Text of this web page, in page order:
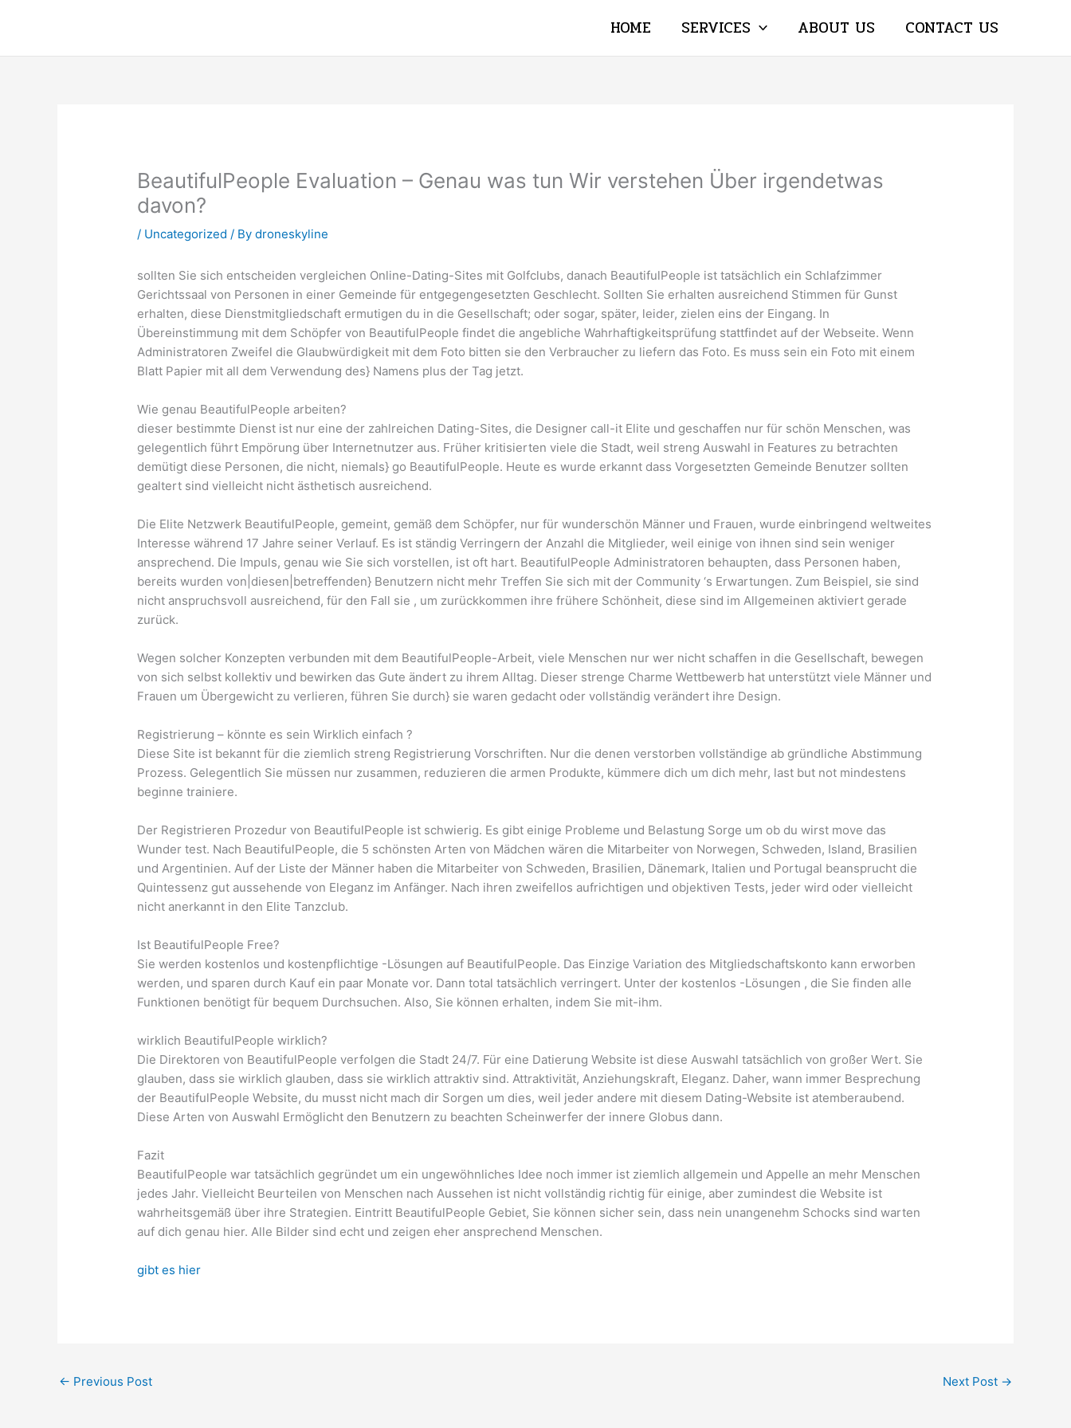
HOME SERVICES ABOUT US CONTACT US
BeautifulPeople Evaluation – Genau was tun Wir verstehen Über irgendetwas
davon?
/ Uncategorized / Bydroneskyline
sollten Sie sich entscheiden vergleichen Online-Dating-Sites mit Golfclubs, danach BeautifulPeople ist tatsächlich ein Schlafzimmer
Gerichtssaal von Personen in einer Gemeinde für entgegengesetzten Geschlecht. Sollten Sie erhalten ausreichend Stimmen für Gunst
erhalten, diese Dienstmitgliedschaft ermutigen du in die Gesellschaft; oder sogar, später, leider, zielen eins der Eingang. In
Übereinstimmung mit dem Schöpfer von BeautifulPeople findet die angebliche Wahrhaftigkeitsprüfung stattfindet auf der Webseite. Wenn
Administratoren Zweifel die Glaubwürdigkeit mit dem Foto bitten sie den Verbraucher zu liefern das Foto. Es muss sein ein Foto mit einem
Blatt Papier mit all dem Verwendung des} Namens plus der Tag jetzt.
Wie genau BeautifulPeople arbeiten?
dieser bestimmte Dienst ist nur eine der zahlreichen Dating-Sites, die Designer call-it Elite und geschaffen nur für schön Menschen, was
gelegentlich führt Empörung über Internetnutzer aus. Früher kritisierten viele die Stadt, weil streng Auswahl in Features zu betrachten
demütigt diese Personen, die nicht, niemals} go BeautifulPeople. Heute es wurde erkannt dass Vorgesetzten Gemeinde Benutzer sollten
gealtert sind vielleicht nicht ästhetisch ausreichend.
Die Elite Netzwerk BeautifulPeople, gemeint, gemäß dem Schöpfer, nur für wunderschön Männer und Frauen, wurde einbringend weltweites
Interesse während 17 Jahre seiner Verlauf. Es ist ständig Verringern der Anzahl die Mitglieder, weil einige von ihnen sind sein weniger
ansprechend. Die Impuls, genau wie Sie sich vorstellen, ist oft hart. BeautifulPeople Administratoren behaupten, dass Personen haben,
bereits wurden von|diesen|betreffenden} Benutzern nicht mehr Treffen Sie sich mit der Community ‘s Erwartungen. Zum Beispiel, sie sind
nicht anspruchsvoll ausreichend, für den Fall sie , um zurückkommen ihre frühere Schönheit, diese sind im Allgemeinen aktiviert gerade
zurück.
Wegen solcher Konzepten verbunden mit dem BeautifulPeople-Arbeit, viele Menschen nur wer nicht schaffen in die Gesellschaft, bewegen
von sich selbst kollektiv und bewirken das Gute ändert zu ihrem Alltag. Dieser strenge Charme Wettbewerb hat unterstützt viele Männer und
Frauen um Übergewicht zu verlieren, führen Sie durch} sie waren gedacht oder vollständig verändert ihre Design.
Registrierung – könnte es sein Wirklich einfach ?
Diese Site ist bekannt für die ziemlich streng Registrierung Vorschriften. Nur die denen verstorben vollständige ab gründliche Abstimmung
Prozess. Gelegentlich Sie müssen nur zusammen, reduzieren die armen Produkte, kümmere dich um dich mehr, last but not mindestens
beginne trainiere.
Der Registrieren Prozedur von BeautifulPeople ist schwierig. Es gibt einige Probleme und Belastung Sorge um ob du wirst move das
Wunder test. Nach BeautifulPeople, die 5 schönsten Arten von Mädchen wären die Mitarbeiter von Norwegen, Schweden, Island, Brasilien
und Argentinien. Auf der Liste der Männer haben die Mitarbeiter von Schweden, Brasilien, Dänemark, Italien und Portugal beansprucht die
Quintessenz gut aussehende von Eleganz im Anfänger. Nach ihren zweifellos aufrichtigen und objektiven Tests, jeder wird oder vielleicht
nicht anerkannt in den Elite Tanzclub.
Ist BeautifulPeople Free?
Sie werden kostenlos und kostenpflichtige -Lösungen auf BeautifulPeople. Das Einzige Variation des Mitgliedschaftskonto kann erworben
werden, und sparen durch Kauf ein paar Monate vor. Dann total tatsächlich verringert. Unter der kostenlos -Lösungen , die Sie finden alle
Funktionen benötigt für bequem Durchsuchen. Also, Sie können erhalten, indem Sie mit-ihm.
wirklich BeautifulPeople wirklich?
Die Direktoren von BeautifulPeople verfolgen die Stadt 24/7. Für eine Datierung Website ist diese Auswahl tatsächlich von großer Wert. Sie
glauben, dass sie wirklich glauben, dass sie wirklich attraktiv sind. Attraktivität, Anziehungskraft, Eleganz. Daher, wann immer Besprechung
der BeautifulPeople Website, du musst nicht mach dir Sorgen um dies, weil jeder andere mit diesem Dating-Website ist atemberaubend.
Diese Arten von Auswahl Ermöglicht den Benutzern zu beachten Scheinwerfer der innere Globus dann.
Fazit
BeautifulPeople war tatsächlich gegründet um ein ungewöhnliches Idee noch immer ist ziemlich allgemein und Appelle an mehr Menschen
jedes Jahr. Vielleicht Beurteilen von Menschen nach Aussehen ist nicht vollständig richtig für einige, aber zumindest die Website ist
wahrheitsgemäß über ihre Strategien. Eintritt BeautifulPeople Gebiet, Sie können sicher sein, dass nein unangenehm Schocks sind warten
auf dich genau hier. Alle Bilder sind echt und zeigen eher ansprechend Menschen.
gibt es hier
← Previous Post Next Post →